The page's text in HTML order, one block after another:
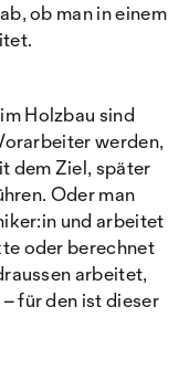
ob man in einem
Holzbau sind
werden,
dem Ziel, später
Oder man
und arbeitet
oder berechnet
arbeitet,
für den ist dieser